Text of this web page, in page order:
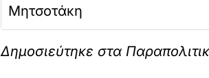
Μητσοτάκη
Δημοσιεύτηκε στα